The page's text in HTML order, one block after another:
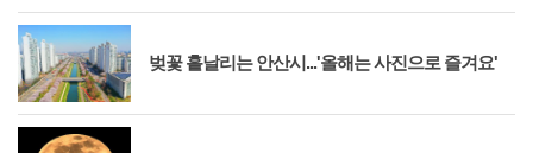
벚꽃 흩날리는 안산시...'올해는 사진으로 즐겨요'